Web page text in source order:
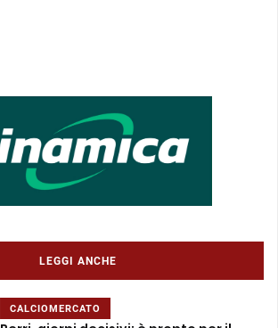
LEGGI ANCHE
CALCIOMERCATO